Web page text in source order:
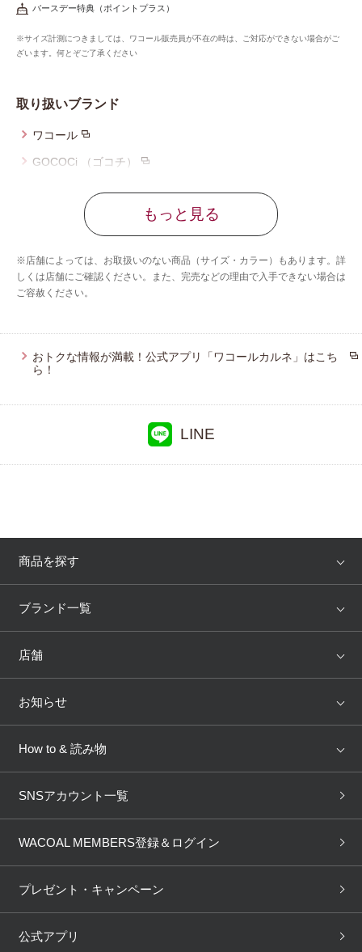
バースデー特典（ポイントプラス）
※サイズ計測につきましては、ワコール販売員が不在の時は、ご対応ができない場合がご
ざいます。何とぞご了承ください
取り扱いブランド
ワコール
GOCOCi （ゴコチ）
ウイング／レシアージュ
ウイング／スリープ
もっと見る
※店舗によっては、お取扱いのない商品（サイズ・カラー）もあります。詳
しくは店舗にご確認ください。また、完売などの理由で入手できない場合は
ご容赦ください。
おトクな情報が満載！公式アプリ「ワコールカルネ」はこち
ら！
LINE
商品を探す
アイテム
トピックス
ブランド一覧
WACOAL
AMPHI une nana cool
OUR WACOAL
WACOAL Remamma Mens Innerwear
Licensed Brands
店舗
店舗を探す
ブラ無料診断
3Dボディスキャン
お知らせ
新着情報
商品回収
ニュース＆トピックス
How to & 読み物
下着の基礎知識
ブラパン ワコールスタイル
大人の工場見学inベトナム 人間科学研究開発センター見
SNSアカウント一覧
WACOAL MEMBERS登録＆ログイン
プレゼント・キャンペーン
公式アプリ